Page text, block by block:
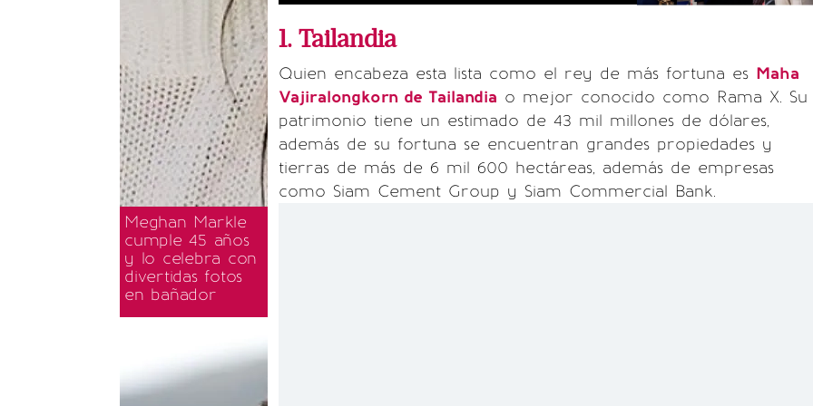
Meghan Markle
cumple 45 años
y lo celebra con
divertidas fotos
en bañador
1. Tailandia
Quien encabeza esta lista como el rey de más fortuna es Maha
Vajiralongkorn de Tailandia o mejor conocido como Rama X. Su
patrimonio tiene un estimado de 43 mil millones de dólares,
además de su fortuna se encuentran grandes propiedades y
tierras de más de 6 mil 600 hectáreas, además de empresas
como Siam Cement Group y Siam Commercial Bank.